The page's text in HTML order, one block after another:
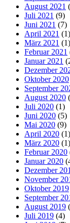
August 2021
Juli 2021 (9)
Juni 2021 (7)
April 2021 (1)
März 2021 (1)
Februar 2021
Januar 2021
Dezember
Oktober 2020
September
August 2020
Juli 2020 (1)
Juni 2020 (5)
Mai 2020 (9)
April 2020 (1)
März 2020 (1)
Februar 2020
Januar 2020
Dezember
November
Oktober 2019
September
August 2019
Juli 2019 (4)